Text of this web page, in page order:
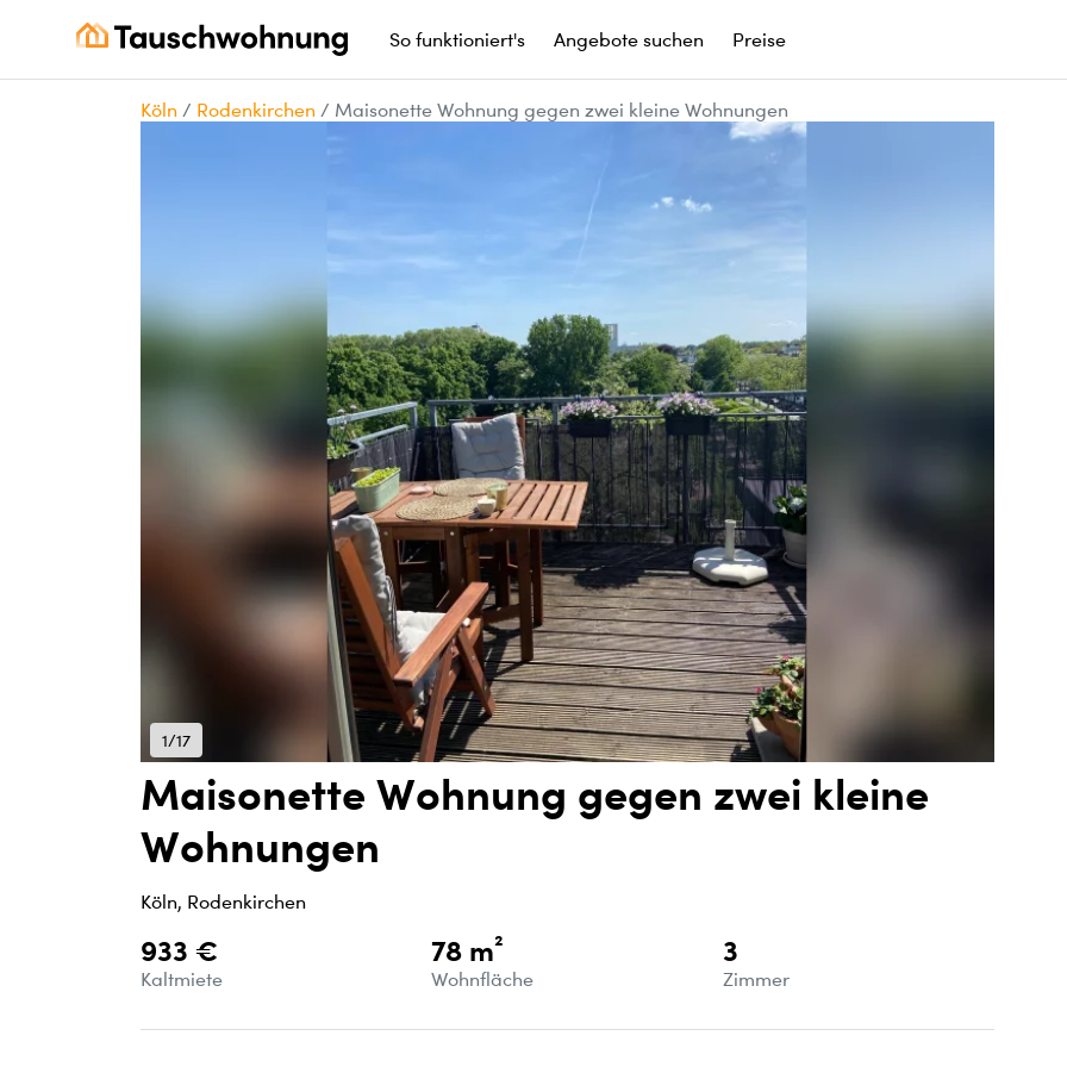
So funktioniert's Angebote suchen Preise
Köln / Rodenkirchen / Maisonette Wohnung gegen zwei kleine Wohnungen
1/17
Maisonette Wohnung gegen zwei kleine
Wohnungen
Köln, Rodenkirchen
933 €
Kaltmiete
78 m²
Wohnfläche
3
Zimmer